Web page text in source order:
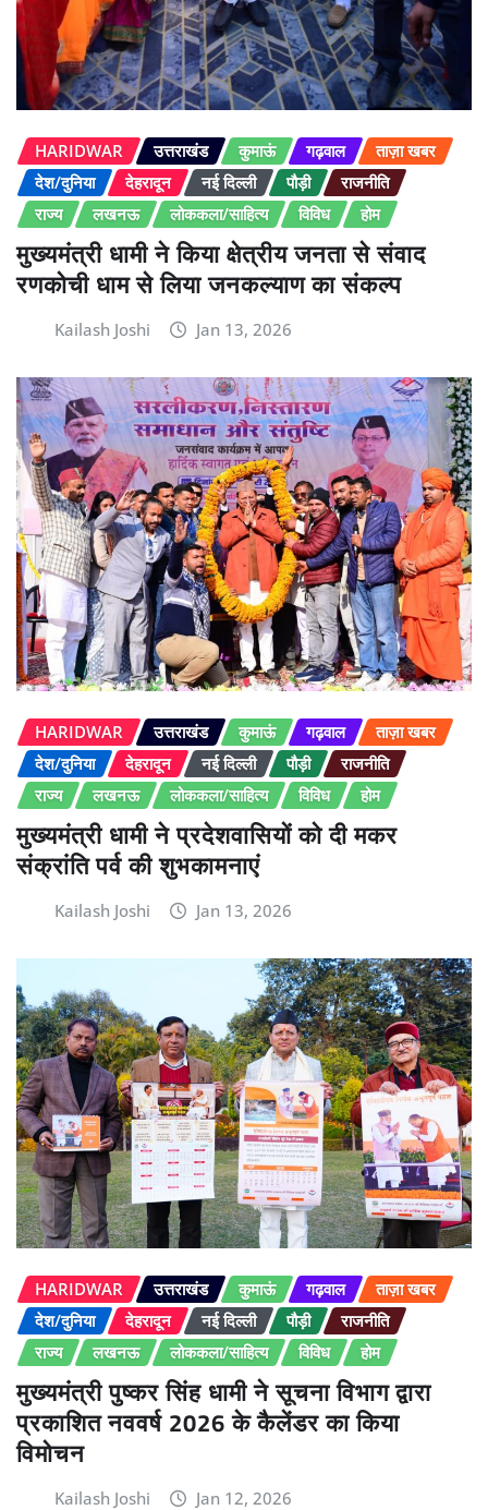
HARIDWAR उत्तराखंड कुमाऊं गढ़वाल
ताज़ा खबर
देश/दुनिया
देहरादून नई दिल्ली पौड़ी
राजनीति
राज्य
लखनऊ लोककला/साहित्य विविध होम
मुख्यमंत्री धामी ने किया क्षेत्रीय जनता से संवाद
रणकोची धाम से लिया जनकल्याण का संकल्प
Kailash Joshi Jan 13, 2026
HARIDWAR उत्तराखंड कुमाऊं गढ़वाल
ताज़ा खबर
देश/दुनिया
देहरादून नई दिल्ली पौड़ी
राजनीति
राज्य
लखनऊ लोककला/साहित्य विविध होम
मुख्यमंत्री धामी ने प्रदेशवासियों को दी मकर
संक्रांति पर्व की शुभकामनाएं
Kailash Joshi Jan 13, 2026
HARIDWAR उत्तराखंड कुमाऊं गढ़वाल
ताज़ा खबर
देश/दुनिया
देहरादून नई दिल्ली पौड़ी
राजनीति
राज्य
लखनऊ लोककला/साहित्य विविध होम
मुख्यमंत्री पुष्कर सिंह धामी ने सूचना विभाग द्वारा
प्रकाशित नववर्ष 2026 के कैलेंडर का किया
विमोचन
Kailash Joshi Jan 12, 2026